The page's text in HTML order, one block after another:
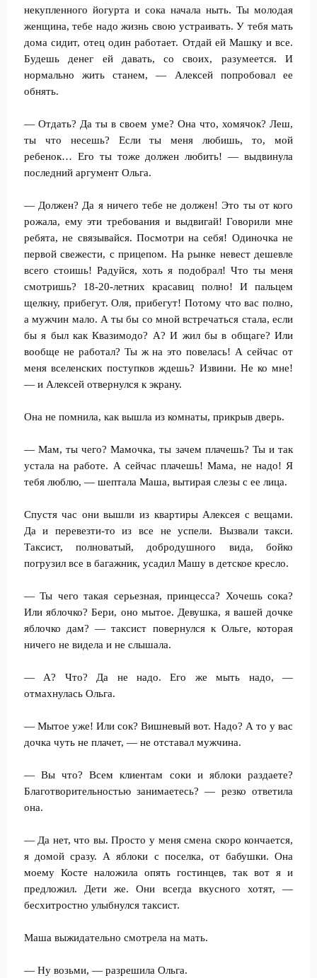
некупленного йогурта и сока начала ныть. Ты молодая
женщина, тебе надо жизнь свою устраивать. У тебя мать
дома сидит, отец один работает. Отдай ей Машку и все.
Будешь денег ей давать, со своих, разумеется. И
нормально жить станем, — Алексей попробовал ее
обнять.
— Отдать? Да ты в своем уме? Она что, хомячок? Леш,
ты что несешь? Если ты меня любишь, то, мой
ребенок… Его ты тоже должен любить! — выдвинула
последний аргумент Ольга.
— Должен? Да я ничего тебе не должен! Это ты от кого
рожала, ему эти требования и выдвигай! Говорили мне
ребята, не связывайся. Посмотри на себя! Одиночка не
первой свежести, с прицепом. На рынке невест дешевле
всего стоишь! Радуйся, хоть я подобрал! Что ты меня
смотришь? 18-20-летних красавиц полно! И пальцем
щелкну, прибегут. Оля, прибегут! Потому что вас полно,
а мужчин мало. А ты бы со мной встречаться стала, если
бы я был как Квазимодо? А? И жил бы в общаге? Или
вообще не работал? Ты ж на это повелась! А сейчас от
меня вселенских поступков ждешь? Извини. Не ко мне!
— и Алексей отвернулся к экрану.
Она не помнила, как вышла из комнаты, прикрыв дверь.
— Мам, ты чего? Мамочка, ты зачем плачешь? Ты и так
устала на работе. А сейчас плачешь! Мама, не надо! Я
тебя люблю, — шептала Маша, вытирая слезы с ее лица.
Спустя час они вышли из квартиры Алексея с вещами.
Да и перевезти-то из все не успели. Вызвали такси.
Таксист, полноватый, добродушного вида, бойко
погрузил все в багажник, усадил Машу в детское кресло.
— Ты чего такая серьезная, принцесса? Хочешь сока?
Или яблочко? Бери, оно мытое. Девушка, я вашей дочке
яблочко дам? — таксист повернулся к Ольге, которая
ничего не видела и не слышала.
— А? Что? Да не надо. Его же мыть надо, —
отмахнулась Ольга.
— Мытое уже! Или сок? Вишневый вот. Надо? А то у вас
дочка чуть не плачет, — не отставал мужчина.
— Вы что? Всем клиентам соки и яблоки раздаете?
Благотворительностью занимаетесь? — резко ответила
она.
— Да нет, что вы. Просто у меня смена скоро кончается,
я домой сразу. А яблоки с поселка, от бабушки. Она
моему Косте наложила опять гостинцев, так вот я и
предложил. Дети же. Они всегда вкусного хотят, —
бесхитростно улыбнулся таксист.
Маша выжидательно смотрела на мать.
— Ну возьми, — разрешила Ольга.